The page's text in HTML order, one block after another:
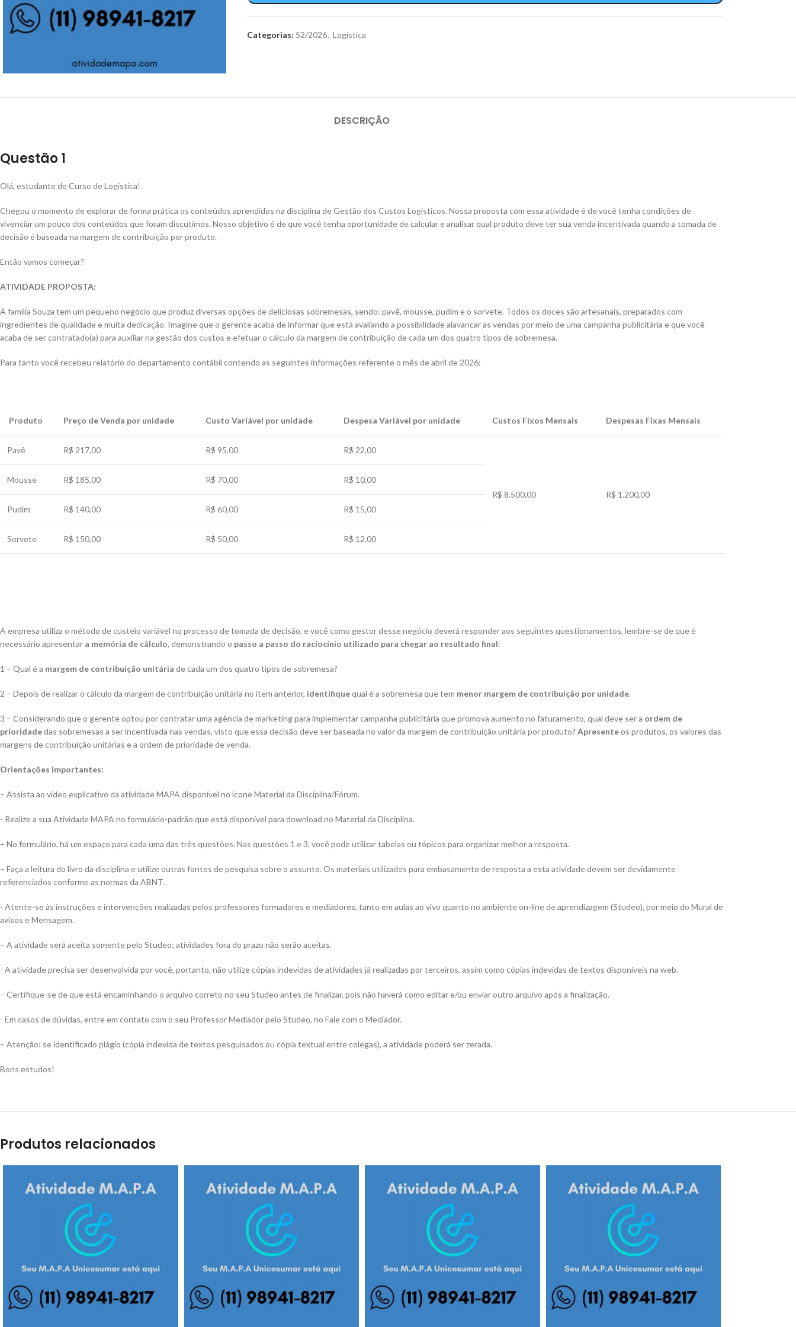
Categorias: 52/2026, Logística
DESCRIÇÃO
Questão 1
Olá, estudante de Curso de Logística!
Chegou o momento de explorar de forma prática os conteúdos aprendidos na disciplina de Gestão dos Custos Logísticos. Nossa proposta com essa atividade é de você tenha condições de
vivenciar um pouco dos conteúdos que foram discutimos. Nosso objetivo é de que você tenha oportunidade de calcular e analisar qual produto deve ter sua venda incentivada quando a tomada de
decisão é baseada na margem de contribuição por produto.
Então vamos começar?
ATIVIDADE PROPOSTA:
A família Souza tem um pequeno negócio que produz diversas opções de deliciosas sobremesas, sendo: pavê, mousse, pudim e o sorvete. Todos os doces são artesanais, preparados com
ingredientes de qualidade e muita dedicação. Imagine que o gerente acaba de informar que está avaliando a possibilidade alavancar as vendas por meio de uma campanha publicitária e que você
acaba de ser contratado(a) para auxiliar na gestão dos custos e efetuar o cálculo da margem de contribuição de cada um dos quatro tipos de sobremesa.
Para tanto você recebeu relatório do departamento contábil contendo as seguintes informações referente o mês de abril de 2026:
Produto Preço de Venda por unidade Custo Variável por unidade Despesa Variável por unidade Custos Fixos Mensais Despesas Fixas Mensais
Pavê R$ 217,00 R$ 95,00 R$ 22,00
R$ 8.500,00 R$ 1.200,00
Mousse R$ 185,00 R$ 70,00 R$ 10,00
Pudim R$ 140,00 R$ 60,00 R$ 15,00
Sorvete R$ 150,00 R$ 50,00 R$ 12,00
A empresa utiliza o método de custeio variável no processo de tomada de decisão, e você como gestor desse negócio deverá responder aos seguintes questionamentos, lembre-se de que é
necessário apresentar a memória de cálculo, demonstrando o passo a passo do raciocínio utilizado para chegar ao resultado final:
1 – Qual é a margem de contribuição unitária de cada um dos quatro tipos de sobremesa?
2 – Depois de realizar o cálculo da margem de contribuição unitária no item anterior, identifiquequal é a sobremesa que tem menor margem de contribuição por unidade.
3 – Considerando que o gerente optou por contratar uma agência de marketing para implementar campanha publicitária que promova aumento no faturamento, qual deve ser a ordem de
prioridadedas sobremesas a ser incentivada nas vendas, visto que essa decisão deve ser baseada no valor da margem de contribuição unitária por produto? Apresenteos produtos, os valores das
margens de contribuição unitárias e a ordem de prioridade de venda.​
Orientações importantes:
– Assista ao vídeo explicativo da atividade MAPA disponível no ícone Material da Disciplina/Fórum.
​- Realize a sua Atividade MAPA no formulário-padrão que está disponível para download no Material da Disciplina.
– No formulário, há um espaço para cada uma das três questões. Nas questões 1 e 3, você pode utilizar tabelas ou tópicos para organizar melhor a resposta.
– Faça a leitura do livro da disciplina e utilize outras fontes de pesquisa sobre o assunto. Os materiais utilizados para embasamento de resposta a esta atividade devem ser devidamente
referenciados conforme as normas da ABNT.
​- Atente-se às instruções e intervenções realizadas pelos professores formadores e mediadores, tanto em aulas ao vivo quanto no ambiente on-line de aprendizagem (Studeo), por meio do Mural de
avisos e Mensagem.
– A atividade será aceita somente pelo Studeo; atividades fora do prazo não serão aceitas.
​- A atividade precisa ser desenvolvida por você, portanto, não utilize cópias indevidas de atividades já realizadas por terceiros, assim como cópias indevidas de textos disponíveis na web.
– Certifique-se de que está encaminhando o arquivo correto no seu Studeo antes de finalizar, pois não haverá como editar e/ou enviar outro arquivo após a finalização.
​- Em casos de dúvidas, entre em contato com o seu Professor Mediador pelo Studeo, no Fale com o Mediador.
– Atenção: se identificado plágio (cópia indevida de textos pesquisados ou cópia textual entre colegas), a atividade poderá ser zerada.
Bons estudos!
Produtos relacionados